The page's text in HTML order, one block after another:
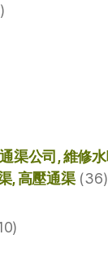
渠公司, 維修
, 高壓通渠(36)